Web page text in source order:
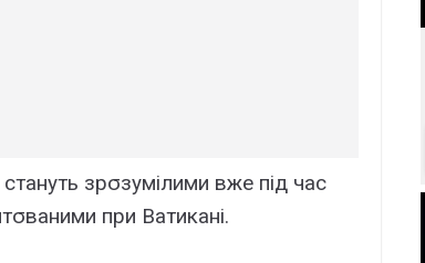
зpσзyмілими вжe під чac
пpи Baтикaні.